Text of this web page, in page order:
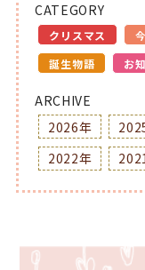
CATEGORY
クリスマス
誕生物語
お
ARCHIVE
2026年
2022年